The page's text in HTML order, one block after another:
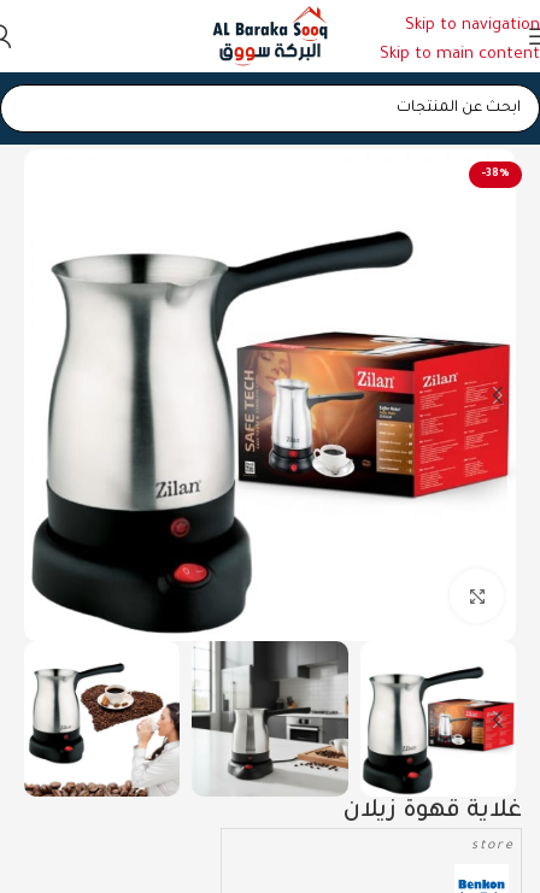
Skip to navigation
Skip to main content
الرئيسية/محضرات قهوة و شاي
-38%
غلاية قهوة زيلان
store